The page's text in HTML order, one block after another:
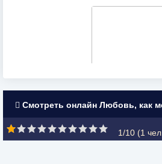
Смотреть онлайн Любовь, как
1/10 (1